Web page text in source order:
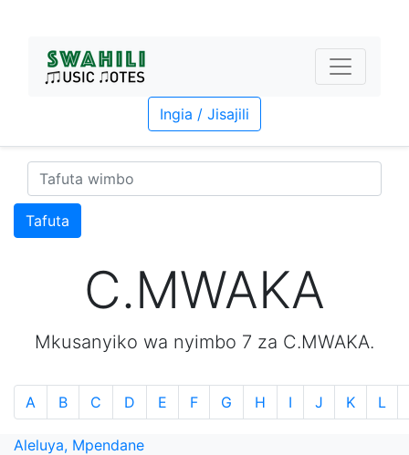
Ingia / Jisajili
Tafuta
C.MWAKA
Mkusanyiko wa nyimbo 7 za C.MWAKA.
A B C D E F G H I J K L
Aleluya, Mpendane